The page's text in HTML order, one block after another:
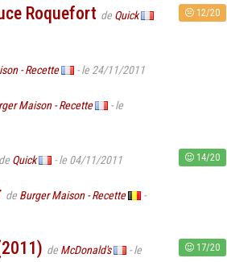
Roquefort de Quick
12/20
- Recette - le 24/11/2011
Maison - Recette
- le
de Quick - le 04/11/2011 14/20
de Burger Maison - Recette
-
de McDonald's
- le
17/20